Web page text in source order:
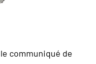
communiqué de